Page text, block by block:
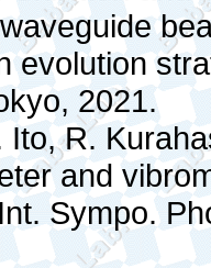
evolution
2021.
R.
and
Sympo.